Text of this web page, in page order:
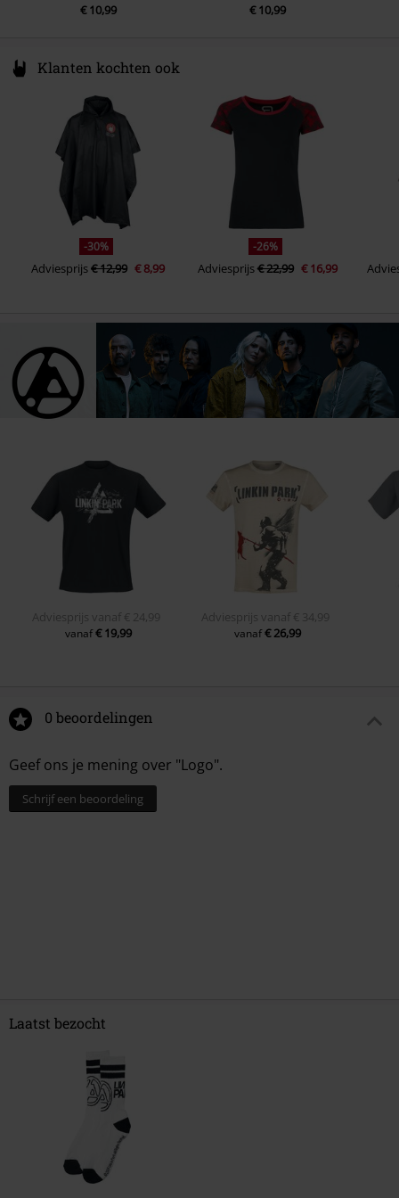
€ 10,99 € 10,99
Klanten kochten ook
-30%
Adviesprijs€ 12,99 € 8,99
-26%
Adviesprijs€ 22,99 € 16,99
Adviesprijs vanaf € 24,99
vanaf€ 19,99
Adviesprijs vanaf € 34,99
vanaf€ 26,99
0 beoordelingen
Geef ons je mening over "Logo".
Schrijf een beoordeling
Laatst bezocht